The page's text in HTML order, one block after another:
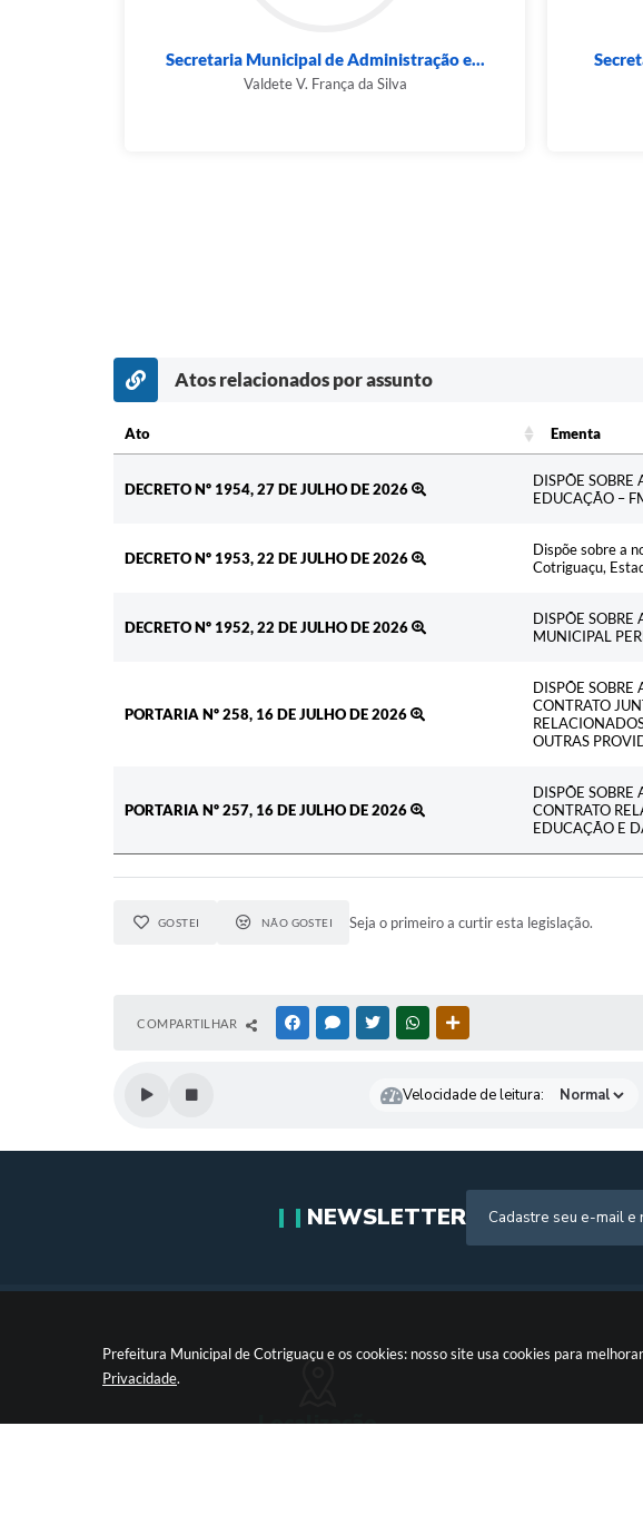
Prefeitura Municipal de Cotriguaçu e os cookies: nosso site usa cookies para
Privacidade.
Secretaria Municipal de Administração e...
Valdete V. França da Silva
Atos relacionados por assunto
Ato Ementa
DECRETO Nº 1954, 27 DE JULHO DE 2026
DISPÕE
EDUCAÇÃO –
DECRETO Nº 1953, 22 DE JULHO DE 2026
Dispõe sobre a
Cotriguaçu,
DECRETO Nº 1952, 22 DE JULHO DE 2026
DISPÕE
MUNICIPAL
PORTARIA Nº 258, 16 DE JULHO DE 2026
DISPÕE
CONTRATO
OUTRAS
PORTARIA Nº 257, 16 DE JULHO DE 2026
DISPÕE
CONTRATO
EDUCAÇÃO E
GOSTEI NÃO GOSTEI Seja o primeiro a curtir esta legislação.
COMPARTILHAR FACEBOOKMESSENGER
TWITTERWHATSAPP
Velocidade de leitura:
NEWSLETTER
Localização